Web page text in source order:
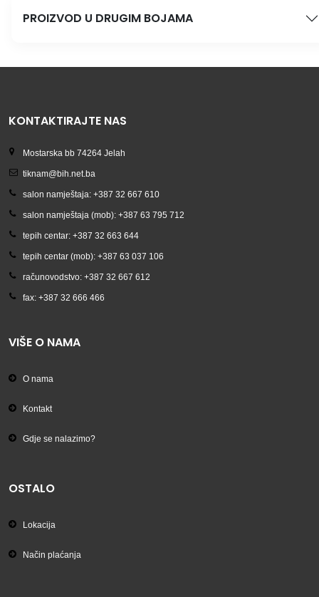
PROIZVOD U DRUGIM BOJAMA
KONTAKTIRAJTE NAS
Mostarska bb 74264 Jelah
tiknam@bih.net.ba
salon namještaja: +387 32 667 610
salon namještaja (mob): +387 63 795 712
tepih centar: +387 32 663 644
tepih centar (mob): +387 63 037 106
računovodstvo: +387 32 667 612
fax: +387 32 666 466
VIŠE O NAMA
O nama
Kontakt
Gdje se nalazimo?
OSTALO
Lokacija
Način plaćanja